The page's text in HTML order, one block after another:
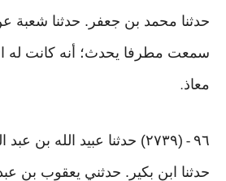
حدثنا محمد بن جعفر. حدثنا شعبة
سمعت مطرفا يحدث؛ أنه كانت له
معاذ.
٩٦ -
(٢٧٣٩) حدثنا عبيد الله بن
حدثنا ابن بكير. حدثني يعقوب بن